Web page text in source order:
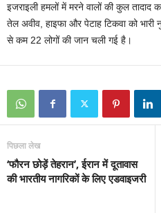
इजराइली हमलों में मरने वालों की कुल तादाद
तेल अवीव, हाइफा और पेटाह टिकवा को
से कम 22 लोगों की जान चली गई है।
पिछला लेख
‘फौरन छोड़ें तेहरान’, ईरान में दूतावास
की भारतीय नागरिकों के लिए एडवाइजरी